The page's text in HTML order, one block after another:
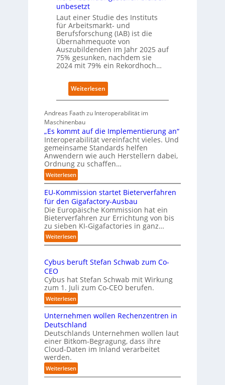
x
a
u
f
P
l
a
z
1
s
c
h
a
f
t
e
i
g
s
c
h
r
o
s
t
unbesetzt
Laut einer Studie des Instituts
für Arbeitsmarkt- und
Berufsforschung (IAB) ist die
Übernahmequote von
Auszubildenden im Jahr 2025 auf
75% gesunken, nachdem sie
2024 mit 79% ein Rekordhoch…
Weiterlesen:
Ü
e
n
a
h
m
e
c
h
r
u
e
u
n
v
i
l
e
A
b
Andreas Faath zu Interoperabilität im
Maschinenbau
„Es kommt auf die Implementierung an“
Interoperabilität vereinfacht vieles. Und
gemeinsame Standards helfen
Anwendern wie auch Herstellern dabei,
Ordnung zu schaffen…
Weiterlesen:
„
E
s
k
o
m
m
t
u
d
i
e
I
p
l
e
m
e
n
t
i
EU-Kommission startet Bieterverfahren
für den Gigafactory-Ausbau
Die Europäische Kommission hat ein
Bieterverfahren zur Errichtung von bis
zu sieben KI-Gigafactories in ganz…
Weiterlesen:
E
-
o
m
m
i
s
i
o
n
t
a
Cybus beruft Stefan Schwab zum Co-
CEO
Cybus hat Stefan Schwab mit Wirkung
zum 1. Juli zum Co-CEO berufen.
Weiterlesen:
C
y
b
u
s
b
r
u
Unternehmen wollen Rechenzentren in
Deutschland
Deutschlands Unternehmen wollen laut
einer Bitkom-Begragung, dass ihre
Cloud-Daten im Inland verarbeitet
werden.
Weiterlesen:
U